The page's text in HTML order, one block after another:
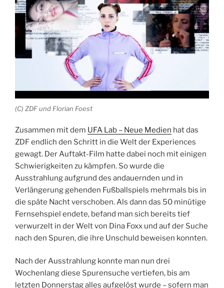
(C) ZDF und Florian Foest
Zusammen mit dem UFA Lab – Neue Medien hat das
ZDF endlich den Schritt in die Welt der Experiences
gewagt. Der Auftakt-Film hatte dabei noch mit einigen
Schwierigkeiten zu kämpfen. So wurde die
Ausstrahlung aufgrund des andauernden und in
Verlängerung gehenden Fußballspiels mehrmals bis in
die späte Nacht verschoben. Als dann das 50 minütige
Fernsehspiel endete, befand man sich bereits tief
verwurzelt in der Welt von Dina Foxx und auf der Suche
nach den Spuren, die ihre Unschuld beweisen konnten.
Nach der Ausstrahlung konnte man nun drei
Wochenlang diese Spurensuche vertiefen, bis am
letzten Donnerstag alles aufgelöst wurde – sofern man